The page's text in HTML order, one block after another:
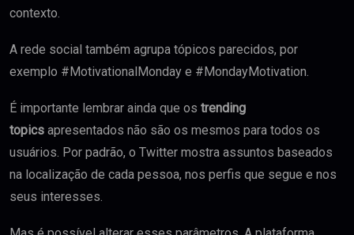
contexto.
A rede social também agrupa tópicos parecidos, por
exemplo #MotivationalMonday e #MondayMotivation.
É importante lembrar ainda que os trending
topics apresentados não são os mesmos para todos os
usuários. Por padrão, o Twitter mostra assuntos baseados
na localização de cada pessoa, nos perfis que segue e nos
seus interesses.